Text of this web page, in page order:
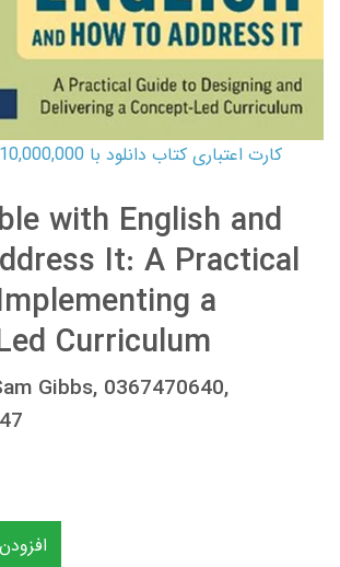
with English and
It: A Practical
a
Curriculum
Gibbs, 0367470640,